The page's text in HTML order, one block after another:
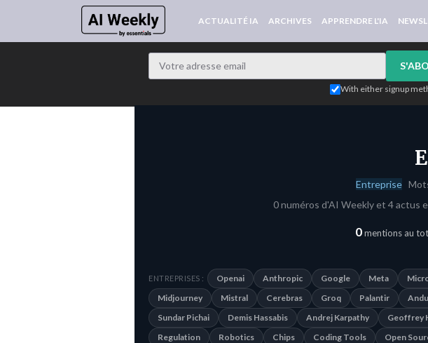
ACTUALITÉ IA ARCHIVES APPRENDRE L'IA
With either signup
Entreprise
0 numéros d'AI Weekly et 4 actus
0mentions au
ENTREPRISES : Openai Anthropic Google Meta
Midjourney
Mistral Cerebras Groq Palantir
Sundar Pichai
Demis Hassabis Andrej Karpathy Geoffrey
Regulation
Robotics Chips Coding Tools Open